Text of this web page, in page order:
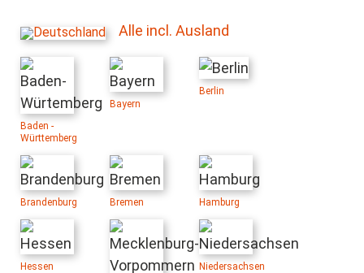
Alle incl. Ausland
Baden -
Württemberg
Bayern
Berlin
Brandenburg Bremen Hamburg
Hessen
Niedersachsen